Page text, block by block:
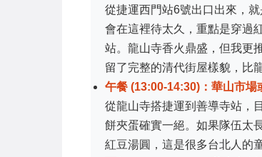
從捷運西門站6號出口出來，
會在這裡待太久，重點是穿過
站。龍山寺香火鼎盛，但我更
留了完整的清代街屋樣貌，比
午餐 (13:00-14:30)：華山市場
從龍山寺搭捷運到善導寺站，
餅夾蛋確實一絕。如果隊伍太
紅豆湯圓，這是很多台北人的